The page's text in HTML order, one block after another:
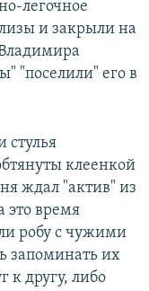
легочное
и закрыли на
"поселили" его в
стулья
клеенкой
ждал "актив" из
это время
робу с чужими
запоминать их
к другу, либо